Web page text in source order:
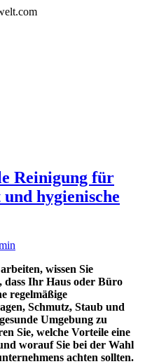
Reinigung für
hygienische
wissen Sie
dass Ihr Haus oder Büro
regelmäßige
Schmutz, Staub und
Umgebung zu
Sie, welche Vorteile eine
worauf Sie bei der Wahl
achten sollten.